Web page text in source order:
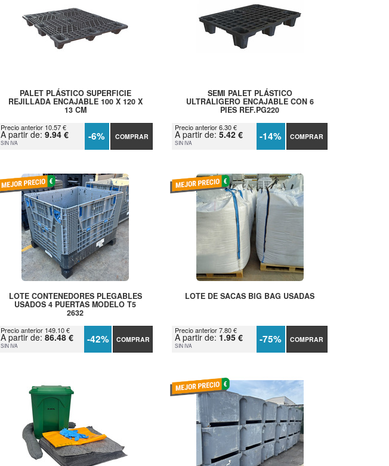
PALET PLÁSTICO SUPERFICIE
REJILLADA ENCAJABLE 100 X 120 X
13 CM
Precio anterior 10.57 €
A partir de: 9.94 €
SIN IVA -6% COMPRAR
SEMI PALET PLÁSTICO
ULTRALIGERO ENCAJABLE CON 6
PIES REF.PG220
Precio anterior 6.30 €
A partir de:5.42 €
SIN IVA -14% COMPRAR
LOTE CONTENEDORES PLEGABLES
USADOS 4 PUERTAS MODELO T5
2632
Precio anterior 149.10 €
A partir de: 86.48 €
SIN IVA -42% COMPRAR
LOTE DE SACAS BIG BAG USADAS
Precio anterior 7.80 €
A partir de: 1.95 €
SIN IVA -75% COMPRAR